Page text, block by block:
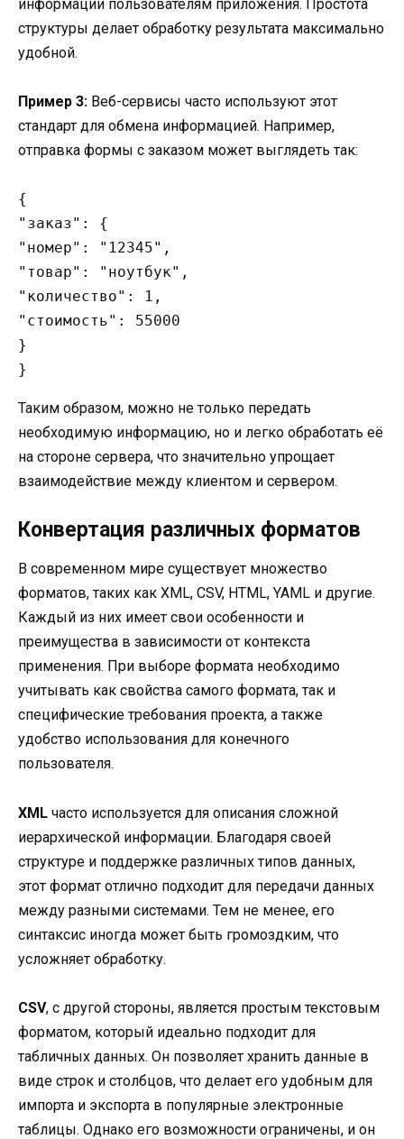
информации пользователям приложения. Простота
структуры делает обработку результата максимально
удобной.
Пример 3: Веб-сервисы часто используют этот
стандарт для обмена информацией. Например,
отправка формы с заказом может выглядеть так:
{
"заказ": {
"номер": "12345",
"товар": "ноутбук",
"количество": 1,
"стоимость": 55000
}
Таким образом, можно не только передать
необходимую информацию, но и легко обработать её
на стороне сервера, что значительно упрощает
взаимодействие между клиентом и сервером.
Конвертация различных форматов
В современном мире существует множество
форматов, таких как XML, CSV, HTML, YAML и другие.
Каждый из них имеет свои особенности и
преимущества в зависимости от контекста
применения. При выборе формата необходимо
учитывать как свойства самого формата, так и
специфические требования проекта, а также
удобство использования для конечного
пользователя.
XML часто используется для описания сложной
иерархической информации. Благодаря своей
структуре и поддержке различных типов данных,
этот формат отлично подходит для передачи данных
между разными системами. Тем не менее, его
синтаксис иногда может быть громоздким, что
усложняет обработку.
CSV, с другой стороны, является простым текстовым
форматом, который идеально подходит для
табличных данных. Он позволяет хранить данные в
виде строк и столбцов, что делает его удобным для
импорта и экспорта в популярные электронные
таблицы. Однако его возможности ограничены, и он